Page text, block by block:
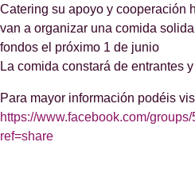
Catering su apoyo y cooperación
van a organizar una comida
fondos el próximo 1 de junio
La comida constará de entrantes
Para mayor información podéis
https://www.facebook.com/
ref=share